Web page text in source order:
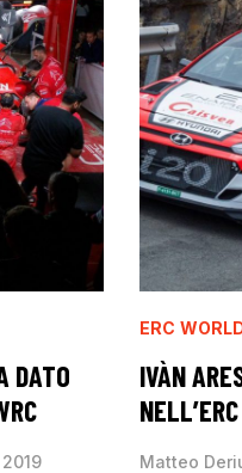
DATO
ERC
IVÀN
Matteo